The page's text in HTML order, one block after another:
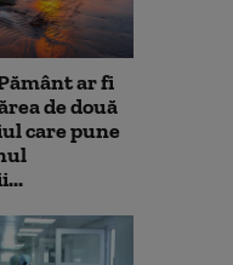
ar fi
de două
care pune